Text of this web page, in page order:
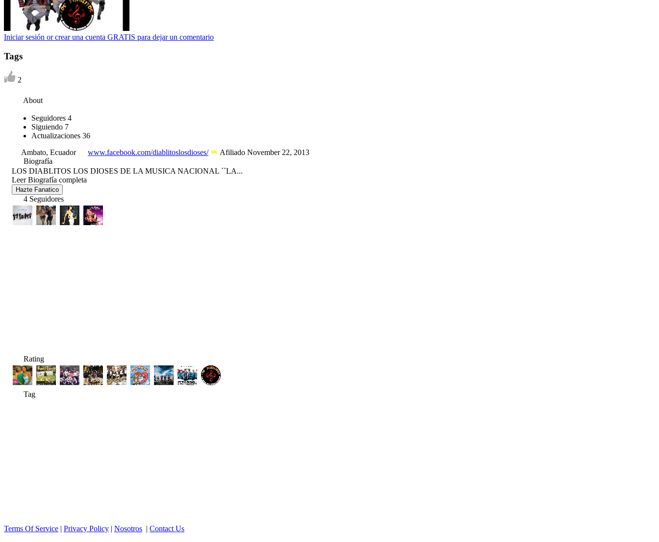
Iniciar sesión or crear una cuenta GRATIS para dejar un comentario
Tags
2
About
Seguidores 4
Siguiendo 7
Actualizaciones 36
Ambato, Ecuador
www.facebook.com/diablitoslosdioses/
Afiliado November 22, 2013
Biografía
LOS DIABLITOS LOS DIOSES DE LA MUSICA NACIONAL ´´LA...
Leer Biografía completa
Hazte Fanatico
4 Seguidores
Rating
Tag
Terms Of Service | Privacy Policy | Nosotros | Contact Us